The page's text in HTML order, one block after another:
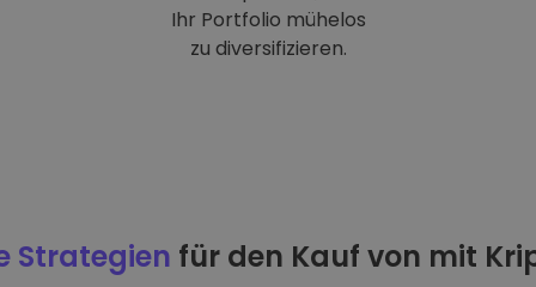
Ihr Portfolio mühelos
zu diversifizieren.
Strategien für den Kauf von mit